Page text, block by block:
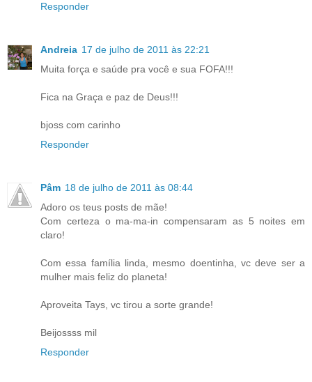
Responder
Andreia 17 de julho de 2011 às 22:21
Muita força e saúde pra você e sua FOFA!!!
Fica na Graça e paz de Deus!!!
bjoss com carinho
Responder
Pâm 18 de julho de 2011 às 08:44
Adoro os teus posts de mãe!
Com certeza o ma-ma-in compensaram as 5 noites em
claro!
Com essa família linda, mesmo doentinha, vc deve ser a
mulher mais feliz do planeta!
Aproveita Tays, vc tirou a sorte grande!
Beijossss mil
Responder